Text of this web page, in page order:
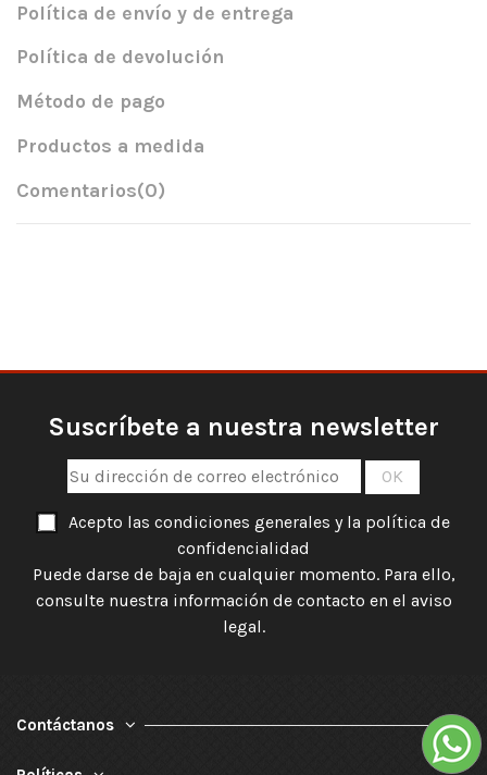
Política de envío y de entrega
Política de devolución
Método de pago
Productos a medida
Comentarios(0)
Suscríbete a nuestra newsletter
Acepto las condiciones generales y la política de
confidencialidad
Puede darse de baja en cualquier momento. Para ello,
consulte nuestra información de contacto en el aviso
legal.
Contáctanos